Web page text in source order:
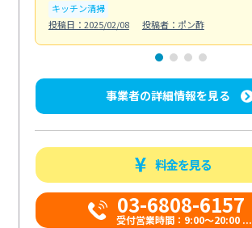
キッチン清掃
投稿日：2025/02/08
投稿者：ポン酢
事業者の詳細情報を見る
料金を見る
03-6808-6157
受付営業時間：9:00〜20:00 ...